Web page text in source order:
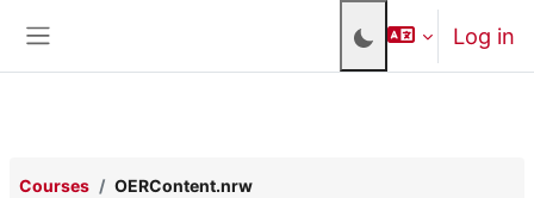
Log in
Courses OERContent.nrw